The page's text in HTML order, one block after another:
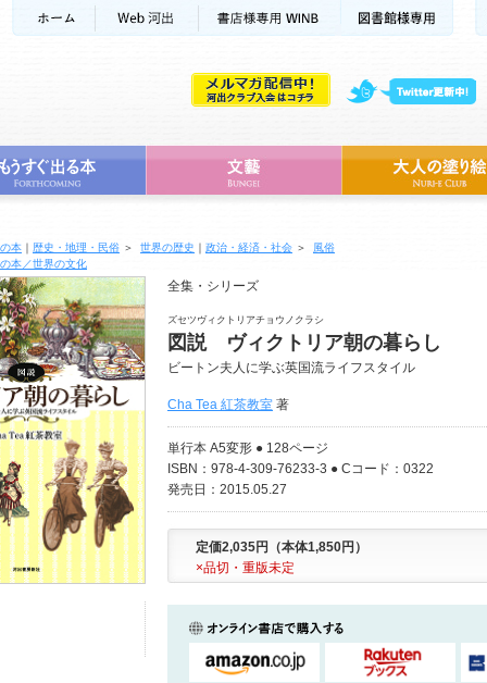
本 ｜ 歴史・地理・民俗 ＞ 世界の歴史 ｜ 政治・経済・社会 ＞
風俗
本／世界の文化
全集・シリーズ
ズセツヴィクトリアチョウノクラシ
図説 ヴィクトリア朝の暮らし
ビートン夫人に学ぶ英国流ライフスタイル
Cha Tea 紅茶教室 著
単行本 A5変形 ● 128ページ
ISBN：978-4-309-76233-3 ● Cコード：0322
発売日：2015.05.27
定価2,035円（本体1,850円）
×品切・重版未定